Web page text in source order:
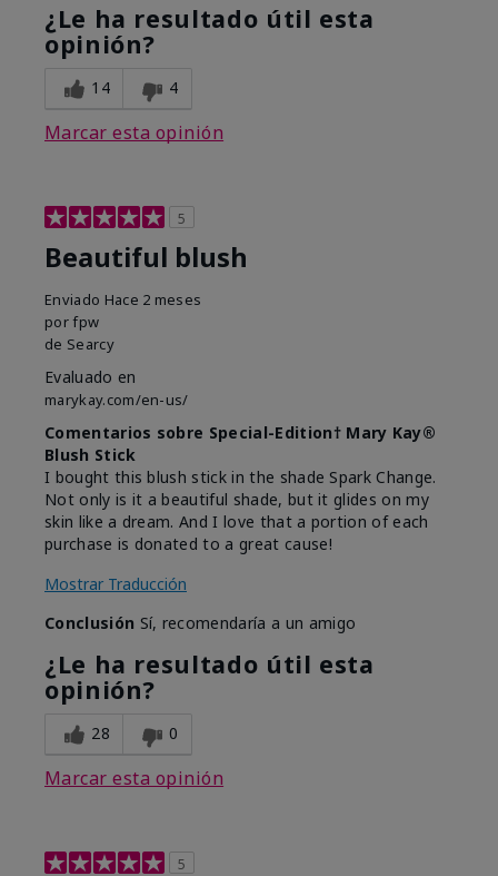
¿Le ha resultado útil esta
opinión?
14 4
Marcar esta opinión
5
Beautiful blush
Enviado Hace 2 meses
porfpw
de Searcy
Evaluado en
marykay.com/en-us/
Comentarios sobre Special-Edition† Mary Kay®
Blush Stick
I bought this blush stick in the shade Spark Change.
Not only is it a beautiful shade, but it glides on my
skin like a dream. And I love that a portion of each
purchase is donated to a great cause!
Mostrar Traducción
Conclusión Sí, recomendaría a un amigo
¿Le ha resultado útil esta
opinión?
28 0
Marcar esta opinión
5